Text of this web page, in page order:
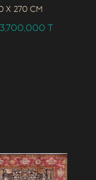
x 270 CM
T